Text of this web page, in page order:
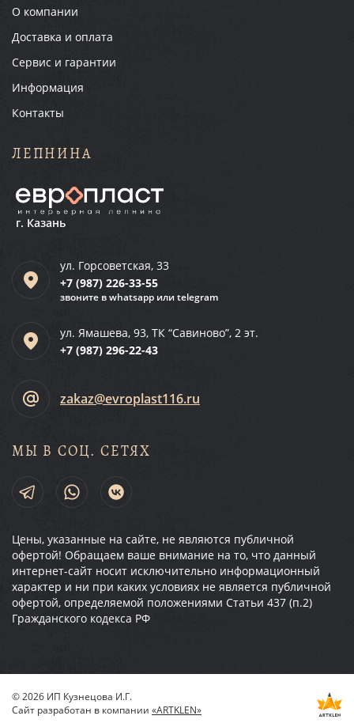
О компании
Доставка и оплата
Сервис и гарантии
Информация
Контакты
ЛЕПНИНА
г. Казань
ул. Горсоветская, 33
+7 (987) 226-33-55
звоните в whatsapp или telegram
ул. Ямашева, 93, ТК “Савиново”, 2 эт.
+7 (987) 296-22-43
zakaz@evroplast116.ru
МЫ В СОЦ. СЕТЯХ
Цены, указанные на сайте, не являются публичной
офертой! Обращаем ваше внимание на то, что данный
интернет-сайт носит исключительно информационный
характер и ни при каких условиях не является публичной
офертой, определяемой положениями Статьи 437 (п.2)
Гражданского кодекса РФ
© 2026 ИП Кузнецова И.Г.
Сайт разработан в компании «ARTKLEN»